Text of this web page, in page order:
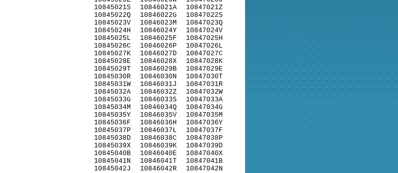
10845021S
10845022Q
10845023V
10845024H
10845025L
10845026C
10845027K
10845028E
10845029T
10845030R
10845031W
10845032A
10845033G
10845034M
10845035Y
10845036F
10845037P
10845038D
10845039X
10845040B
10845041N
10845042J
10846021A
10846022G
10846023M
10846024Y
10846025F
10846026P
10846027D
10846028X
10846029B
10846030N
10846031J
10846032Z
10846033S
10846034Q
10846035V
10846036H
10846037L
10846038C
10846039K
10846040E
10846041T
10846042R
10847021Z
10847022S
10847023Q
10847024V
10847025H
10847026L
10847027C
10847028K
10847029E
10847030T
10847031R
10847032W
10847033A
10847034G
10847035M
10847036Y
10847037F
10847038P
10847039D
10847040X
10847041B
10847042N